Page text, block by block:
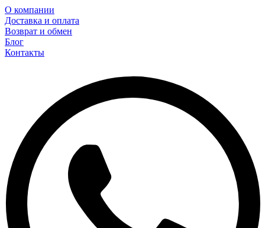
О компании
Доставка и оплата
Возврат и обмен
Блог
Контакты